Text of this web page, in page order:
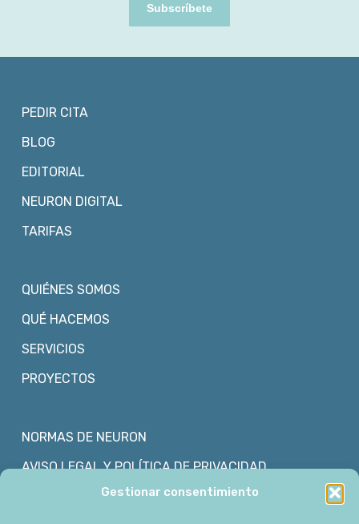
Gestionar consentimiento
Subscríbete
PEDIR CITA
BLOG
EDITORIAL
NEURON DIGITAL
TARIFAS
QUIÉNES SOMOS
QUÉ HACEMOS
SERVICIOS
PROYECTOS
NORMAS DE NEURON
AVISO LEGAL Y POLÍTICA DE PRIVACIDAD
POLÍTICA DE COOKIES